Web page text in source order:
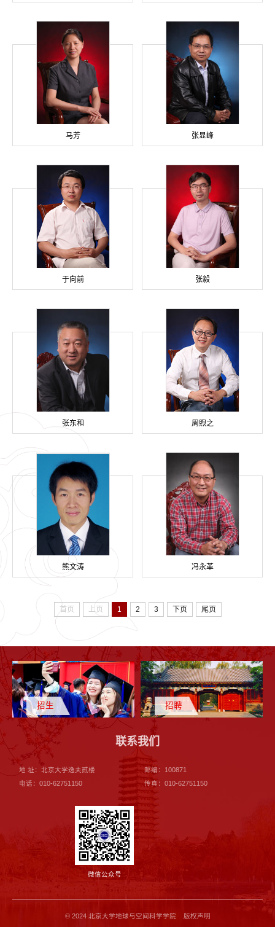
马芳 张显峰
于向前 张毅
张东和 周煦之
熊文涛 冯永革
首页 上页 1 2 3 下页 尾页
招生 招聘
联系我们
地 址：北京大学逸夫贰楼
邮编：100871
电话：010-62751150
传真：010-62751150
微信公众号
© 2024 北京大学地球与空间科学学院 版权声明